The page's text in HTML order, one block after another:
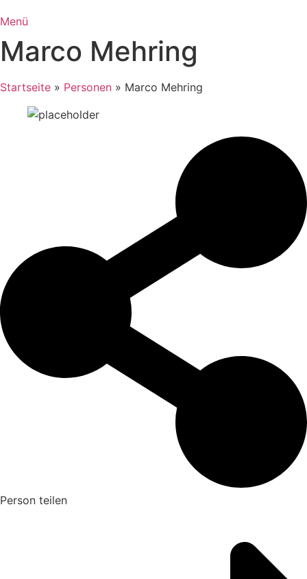
Menü
Marco Mehring
Startseite » Personen » Marco Mehring
Person teilen